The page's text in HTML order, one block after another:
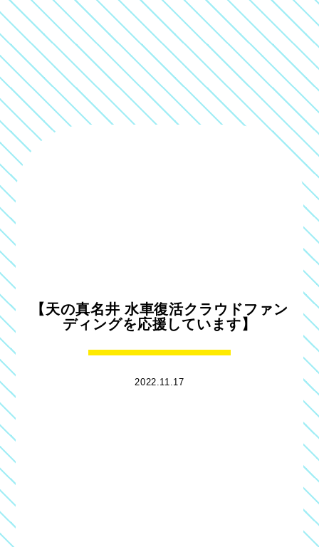
【天の真名井 水車復活クラウドファン
ディングを応援しています】
2022.11.17